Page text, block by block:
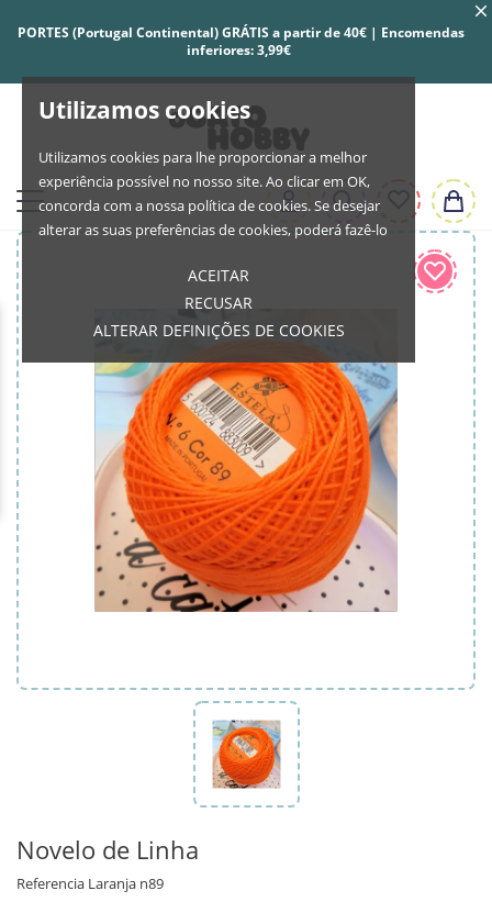
Utilizamos cookies
Utilizamos cookies para lhe proporcionar a melhor
experiência possível no nosso site. Ao clicar em OK,
concorda com a nossa política de cookies. Se desejar
alterar as suas preferências de cookies, poderá fazê-lo
ACEITAR
RECUSAR
ALTERAR DEFINIÇÕES DE COOKIES
PORTES (Portugal Continental) GRÁTIS a partir de 40€ | Encomendas
inferiores: 3,99€
Novelo de Linha
Referencia Laranja n89